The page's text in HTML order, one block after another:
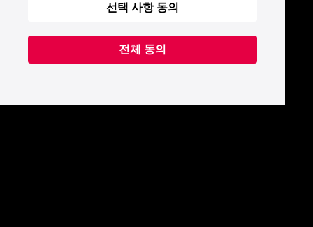
선택 사항 동의
전체 동의